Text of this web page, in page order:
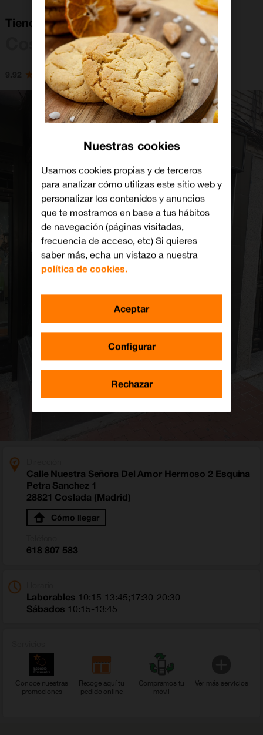
Tienda Orange Coslada
Coslada
Calle Nuestra Señora Del Amor Hermoso 2 Esquina
Petra Sanchez 1
28821 Coslada (Madrid)
Cómo llegar
618 807 583
Laborables 10:15-13:45;17:30-20:30
Sábados 10:15-13:45
Conoce nuestras
promociones
Recoge aquí tu
pedido online
Compramos tu
móvil
Ver más servicios
Nuestras cookies
Usamos cookies propias y de terceros
para analizar cómo utilizas este sitio web y
personalizar los contenidos y anuncios
que te mostramos en base a tus hábitos
de navegación (páginas visitadas,
frecuencia de acceso, etc) Si quieres
saber más, echa un vistazo a nuestra
política de cookies.
Configurar
Rechazar
Aceptar